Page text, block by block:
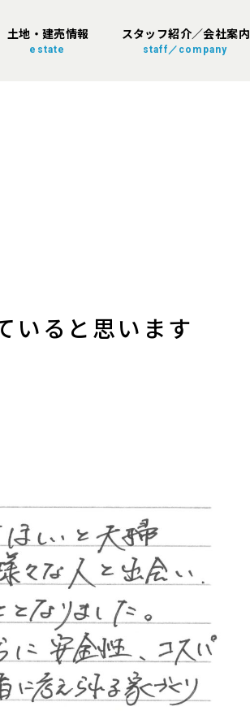
土地・建売情報
estate
スタッフ紹介／会社案内
staff／company
いると思います